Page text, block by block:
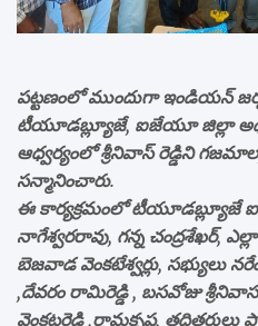
పట్టణంలో ముందుగా ఇండియన్
టీయూడబ్ల్యూజే, ఐజేయూ జిల్లా
ఆధ్వర్యంలో శ్రీనివాస్ రెడ్డిని
సన్మానించారు.
ఈ కార్యక్రమంలో టీయూడబ్ల్యూజే
నాగేశ్వరరావు, గన్న చంద్రశేఖర్,
బెజవాడ వెంకటేశ్వర్లు, సభ్యులు
,దేవరం రామిరెడ్డి , బసవోజు
వెంకటరెడ్డి ,రామకృష్ణ, తదితరులు